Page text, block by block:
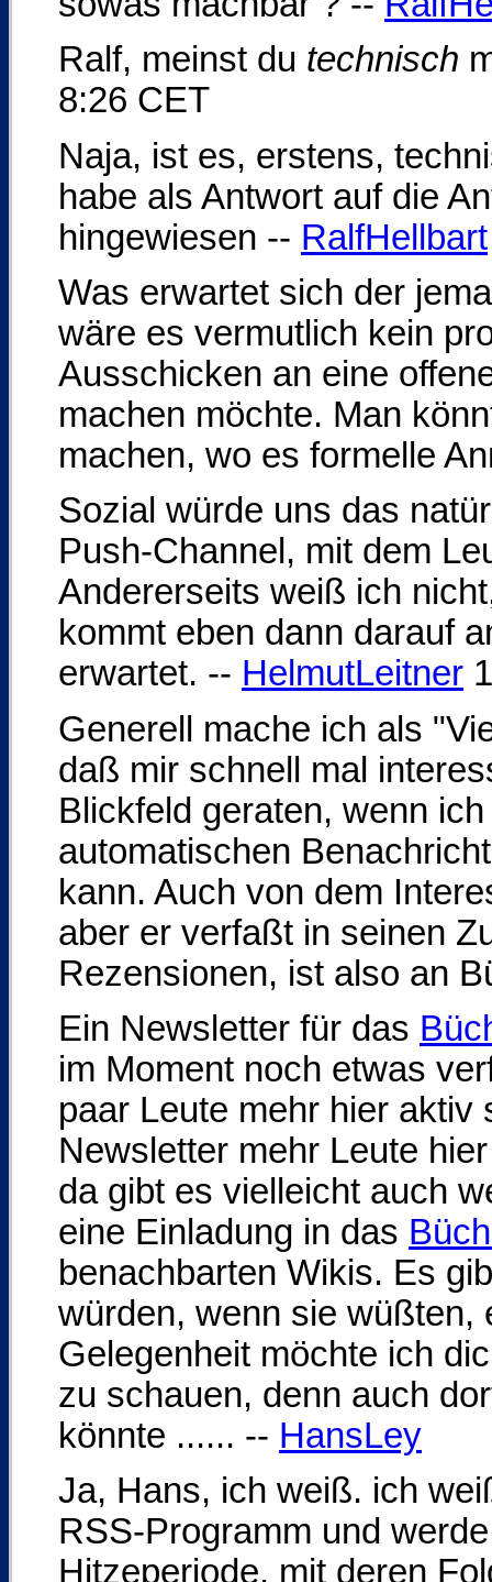
Ralf, meinst du technisch
8:26 CET
Naja, ist es, erstens,
habe als Antwort auf die
hingewiesen -- RalfHellbart
Was erwartet sich der
wäre es vermutlich kein
Ausschicken an eine
machen möchte. Man
machen, wo es formelle
Sozial würde uns das
Push-Channel, mit dem
Andererseits weiß ich
kommt eben dann darauf
erwartet. -- HelmutLeitner
Generell mache ich als
daß mir schnell mal
Blickfeld geraten, wenn
automatischen
kann. Auch von dem
aber er verfaßt in seinen
Rezensionen, ist also an
Ein Newsletter für das
im Moment noch etwas
paar Leute mehr hier
Newsletter mehr Leute
da gibt es vielleicht auch
eine Einladung in das
benachbarten Wikis. Es
würden, wenn sie
Gelegenheit möchte ich
zu schauen, denn auch
könnte ...... -- HansLey
Ja, Hans, ich weiß. ich
RSS-Programm und
Hitzeperiode, mit deren